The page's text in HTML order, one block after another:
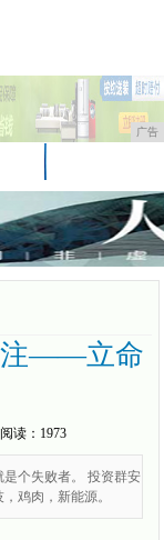
广告
注——立命
阅读：1973
个失败者。 投资群安
鸡肉，新能源。